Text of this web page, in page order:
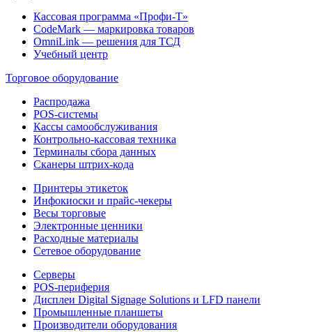
Кассовая программа «Профи-Т»
CodeMark — маркировка товаров
OmniLink — решения для ТСД
Учебный центр
Торговое оборудование
Распродажа
POS-системы
Кассы самообслуживания
Контрольно-кассовая техника
Терминалы сбора данных
Сканеры штрих-кода
Принтеры этикеток
Инфокиоски и прайс-чекеры
Весы торговые
Электронные ценники
Расходные материалы
Сетевое оборудование
Серверы
POS-периферия
Дисплеи Digital Signage Solutions и LFD панели
Промышленные планшеты
Производители оборудования